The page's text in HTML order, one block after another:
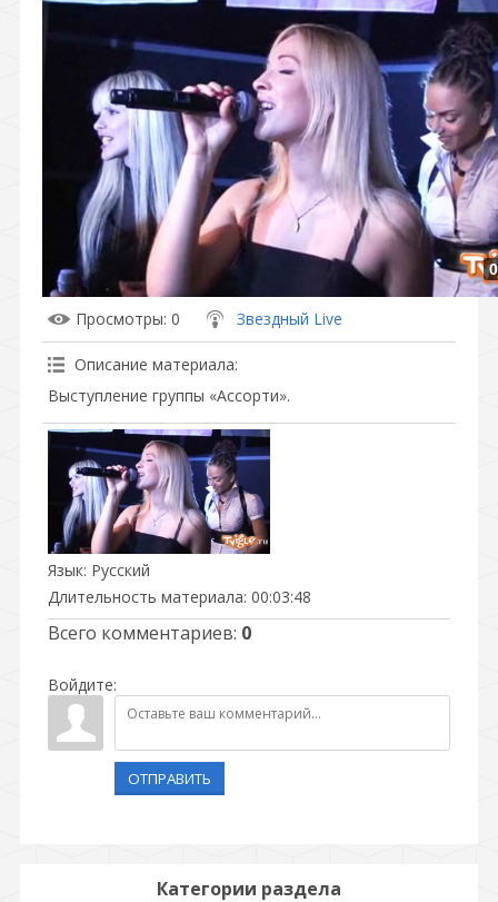
Просмотры: 0 Звездный Live
Описание материала:
Выступление группы «Ассорти».
Язык: Русский
Длительность материала: 00:03:48
Всего комментариев: 0
Войдите:
ОТПРАВИТЬ
Категории раздела